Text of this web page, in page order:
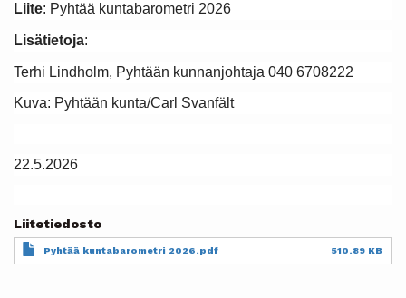
Liite: Pyhtää kuntabarometri 2026
Lisätietoja:
Terhi Lindholm, Pyhtään kunnanjohtaja 040 6708222
Kuva: Pyhtään kunta/Carl Svanfält
22.5.2026
Liitetiedosto
Document
Pyhtää kuntabarometri 2026.pdf 510.89 KB